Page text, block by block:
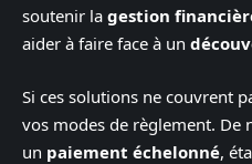
soutenir la gestion
aider à faire face à un
Si ces solutions ne couvrent
vos modes de règlement. De
un paiement échelonné,